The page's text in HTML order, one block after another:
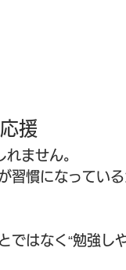
援
ません。
習慣になってい
はなく“勉強し